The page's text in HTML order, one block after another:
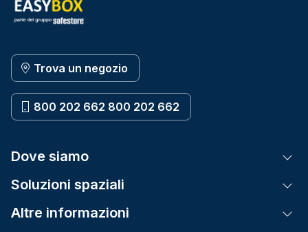
Trova un negozio
800 202 662 800 202 662
Dove siamo
Soluzioni spaziali
Altre informazioni